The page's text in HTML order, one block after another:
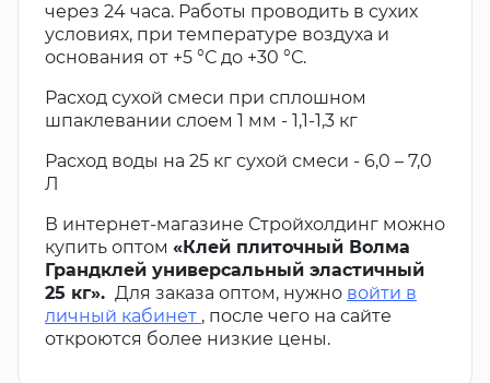
через 24 часа. Работы проводить в сухих
условиях, при температуре воздуха и
основания от +5 °С до +30 °С.
Расход сухой смеси при сплошном
шпаклевании слоем 1 мм - 1,1-1,3 кг
Расход воды на 25 кг сухой смеси - 6,0 – 7,0
Л
В интернет-магазине Стройхолдинг можно
купить оптом «Клей плиточный Волма
Грандклей универсальный эластичный
25 кг». Для заказа оптом, нужно войти в
личный кабинет , после чего на сайте
откроются более низкие цены.